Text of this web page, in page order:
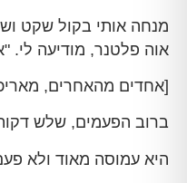
מנחה אותי בקול שקט
אוה פלטנר, מודיעה
[אחדים מהאחרים,
ברוב הפעמים, שלש
היא עמוסה מאוד ולא